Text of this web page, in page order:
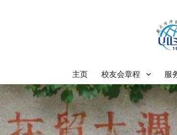
济贸易大学
主页 校友会章程 服